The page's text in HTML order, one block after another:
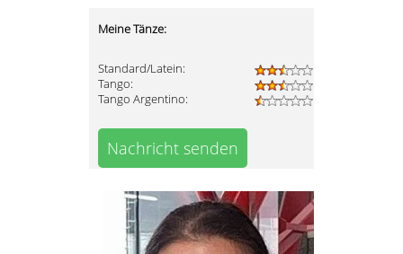
Meine Tänze:
Standard/Latein:
Tango:
Tango Argentino:
Nachricht senden